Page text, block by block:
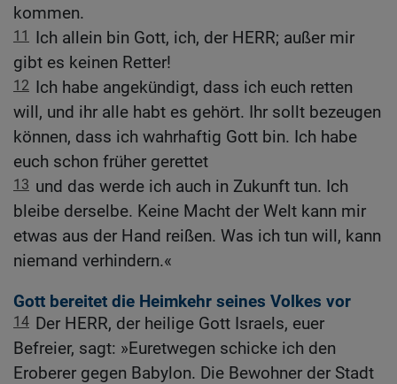
kommen.
11
Ich allein bin Gott, ich, der HERR; außer mir
gibt es keinen Retter!
12 Ich habe angekündigt, dass ich euch retten
will, und ihr alle habt es gehört. Ihr sollt bezeugen
können, dass ich wahrhaftig Gott bin. Ich habe
euch schon früher gerettet
13 und das werde ich auch in Zukunft tun. Ich
bleibe derselbe. Keine Macht der Welt kann mir
etwas aus der Hand reißen. Was ich tun will, kann
niemand verhindern.«
Gott bereitet die Heimkehr seines Volkes vor
14 Der HERR, der heilige Gott Israels, euer
Befreier, sagt: »Euretwegen schicke ich den
Eroberer gegen Babylon. Die Bewohner der Stadt